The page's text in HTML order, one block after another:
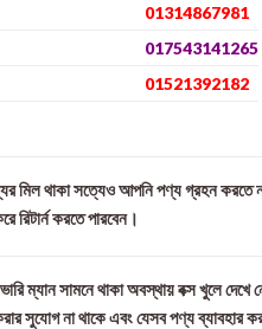
01314867981
017543141265
01521392182
মিল থাকা সত্যেও আপনি পণ্য গ্রহন করতে না
রিটার্ন করতে পারবেন।
ম্যান সামনে থাকা অবস্থায় বক্স খুলে দেখে
সুযোগ না থাকে এবং যেসব পণ্য ব্যাবহার